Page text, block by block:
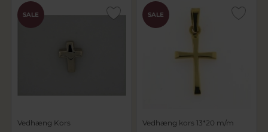
SALE
Vedhæng Kors
SALE
Vedhæng kors 13*20 m/m